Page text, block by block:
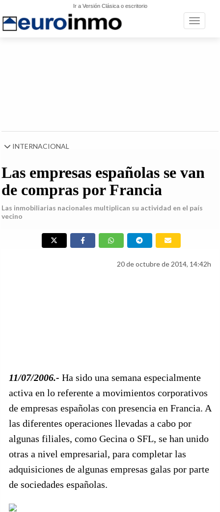
Ir a Versión Clásica o escritorio
Toggle
INTERNACIONAL
Las empresas españolas se van
de compras por Francia
Las inmobiliarias nacionales multiplican su actividad en el país
vecino
20 de octubre de 2014, 14:42h
11/07/2006.- Ha sido una semana especialmente
activa en lo referente a movimientos corporativos
de empresas españolas con presencia en Francia. A
las diferentes operaciones llevadas a cabo por
algunas filiales, como Gecina o SFL, se han unido
otras a nivel empresarial, para completar las
adquisiciones de algunas empresas galas por parte
de sociedades españolas.